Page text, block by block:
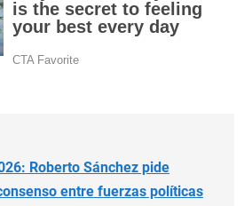
Roberto Sánchez pide
entre fuerzas políticas